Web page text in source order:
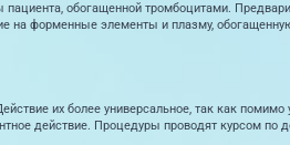
обогащенной тромбоцитами.
на форменные элементы и плазму,
их более универсальное, так как
действие. Процедуры проводят курсом по